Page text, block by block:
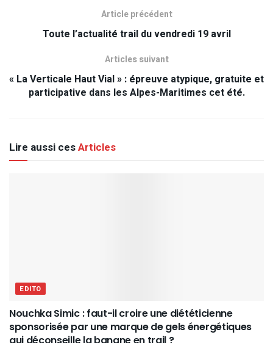
Article précédent
Toute l’actualité trail du vendredi 19 avril
Articles suivant
« La Verticale Haut Vial » : épreuve atypique, gratuite et
participative dans les Alpes-Maritimes cet été.
Lire aussi cesArticles
EDITO
Nouchka Simic : faut-il croire une diététicienne
sponsorisée par une marque de gels énergétiques